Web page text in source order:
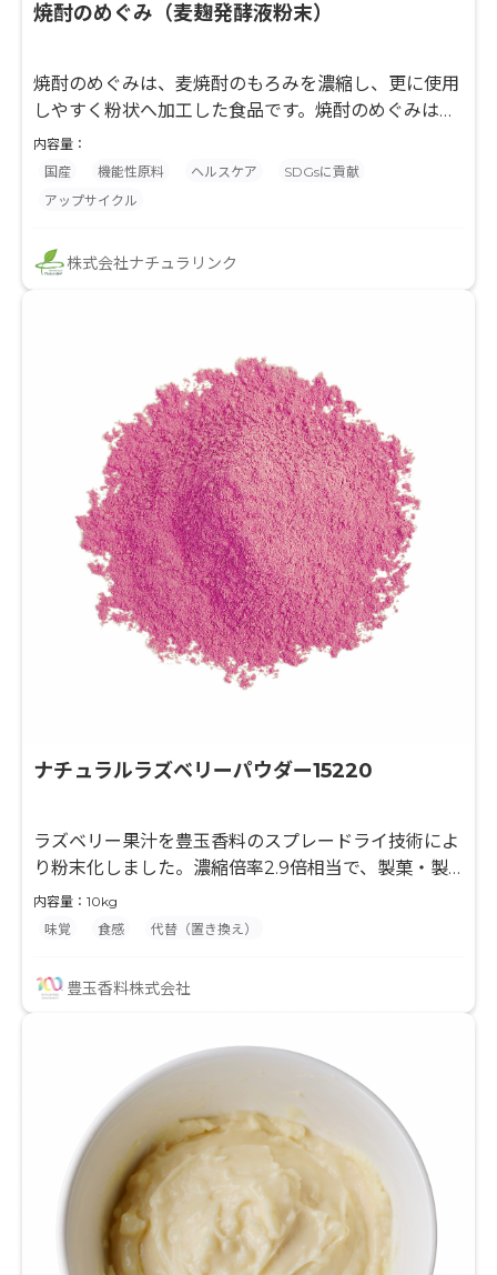
焼酎のめぐみ（麦麹発酵液粉末）
焼酎のめぐみは、麦焼酎のもろみを濃縮し、更に使用
しやすく粉状へ加工した食品です。焼酎のめぐみは、
酵母などの豊富な栄養素を含む天然素材として注目さ
れており、タンパク質、有機酸やクエン酸、GABAな
ど様々な栄養成分が含まれています。 原料となる麦焼
ーが、厳選された麦や麹、酵母を原料とし、食品安全
に関する国際規格（FSSC22000）を取得した工場で
内容量：
国産
機能性原料 ヘルスケア
SDGsに貢献
アップサイクル
株式会社ナチュラリンク
ナチュラルラズベリーパウダー15220
ラズベリー果汁を豊玉香料のスプレードライ技術によ
り粉末化しました。濃縮倍率2.9倍相当で、製菓・製
パン・粉末飲料等の風味付けに最適な原料です。果汁
とデキストリンのみを使用して粉末化していますの
様々な用途でご使用頂けます。 水分との相性が良くな
い製品に対して、果汁入りを謳う事ができます。
内容量：10kg
味覚
食感 代替（置き換え）
豊玉香料株式会社